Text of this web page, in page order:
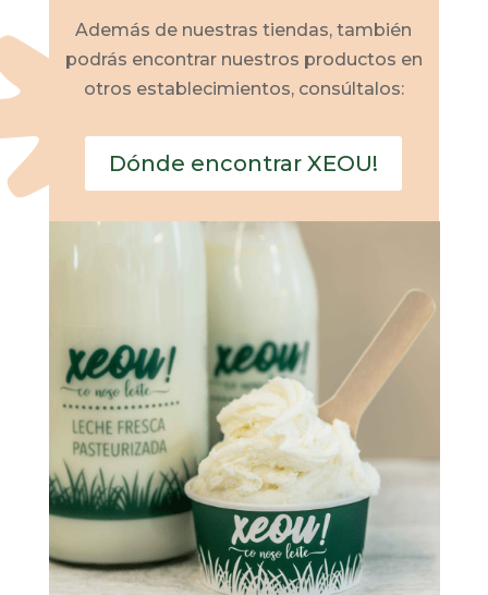
Además de nuestras tiendas, también
podrás encontrar nuestros productos en
otros establecimientos, consúltalos:
Dónde encontrar XEOU!